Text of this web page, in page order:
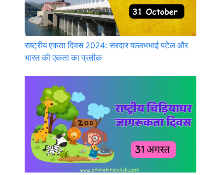
राष्ट्रीय एकता दिवस 2024: सरदार वल्लभभाई पटेल और
भारत की एकता का प्रतीक